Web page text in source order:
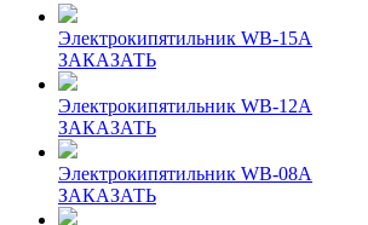
Электрокипятильник WB-15A
ЗАКАЗАТЬ
Электрокипятильник WB-12A
ЗАКАЗАТЬ
Электрокипятильник WB-08A
ЗАКАЗАТЬ